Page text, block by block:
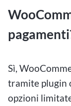
Sì,
tramite plugin
opzioni